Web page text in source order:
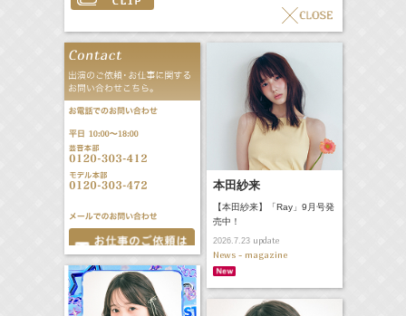
本田紗来
【本田紗来】「Ray」9月号発
売中！
2026.7.23update
News - magazine